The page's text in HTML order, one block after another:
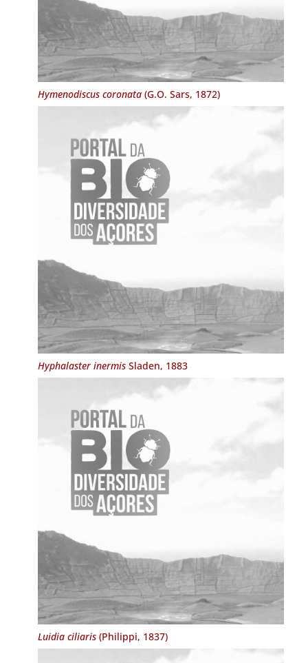
Hymenodiscus coronata(G.O. Sars, 1872)
Hyphalaster inermisSladen, 1883
Luidia ciliaris(Philippi, 1837)